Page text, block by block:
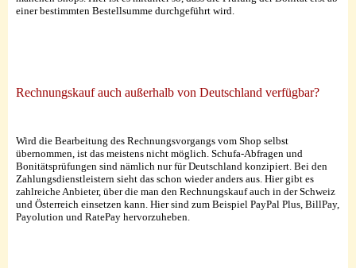
einer bestimmten Bestellsumme durchgeführt wird.
Rechnungskauf auch außerhalb von Deutschland verfügbar?
Wird die Bearbeitung des Rechnungsvorgangs vom Shop selbst
übernommen, ist das meistens nicht möglich. Schufa-Abfragen und
Bonitätsprüfungen sind nämlich nur für Deutschland konzipiert. Bei den
Zahlungsdienstleistern sieht das schon wieder anders aus. Hier gibt es
zahlreiche Anbieter, über die man den Rechnungskauf auch in der Schweiz
und Österreich einsetzen kann. Hier sind zum Beispiel PayPal Plus, BillPay,
Payolution und RatePay hervorzuheben.